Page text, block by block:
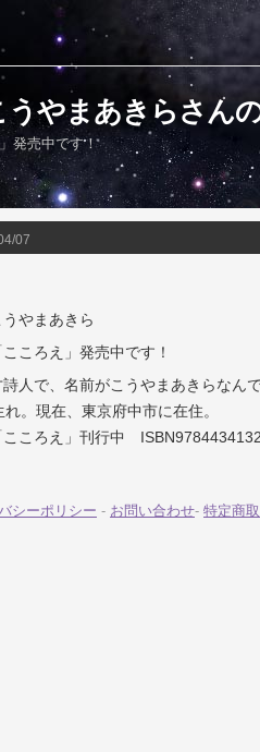
うやまあきらさん
発売中です！
07
やまあきら
ころえ」発売中です！
人で、名前がこうやまあきらなん
。現在、東京府中市に在住。
こころえ」刊行中
シーポリシー - お問い合わせ- 特定商